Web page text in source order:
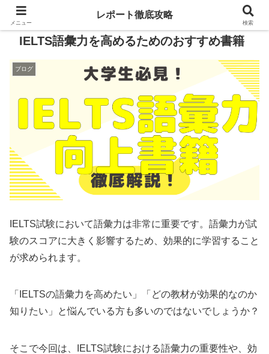
IELTS語彙力を高めるためのおすすめ書籍
ブログ
IELTS試験において語彙力は非常に重要です。語彙力が試
験のスコアに大きく影響するため、効果的に学習すること
が求められます。
「IELTSの語彙力を高めたい」「どの教材が効果的なのか
知りたい」と悩んでいる方も多いのではないでしょうか？
そこで今回は、IELTS試験における語彙力の重要性や、効
メニュー
レポート徹底攻略
検索